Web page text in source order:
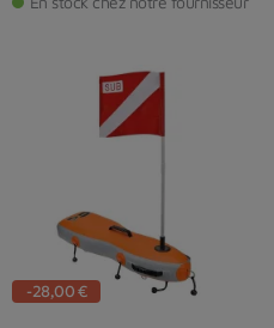
-28,00 €